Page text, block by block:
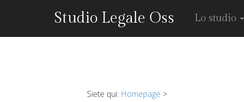
Studio Legale Oss Lo studio
Siete qui: Homepage >